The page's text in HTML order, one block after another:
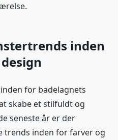
inden
for badelagnets
skabe et stilfuldt og
seneste år er der
trends inden for farver og